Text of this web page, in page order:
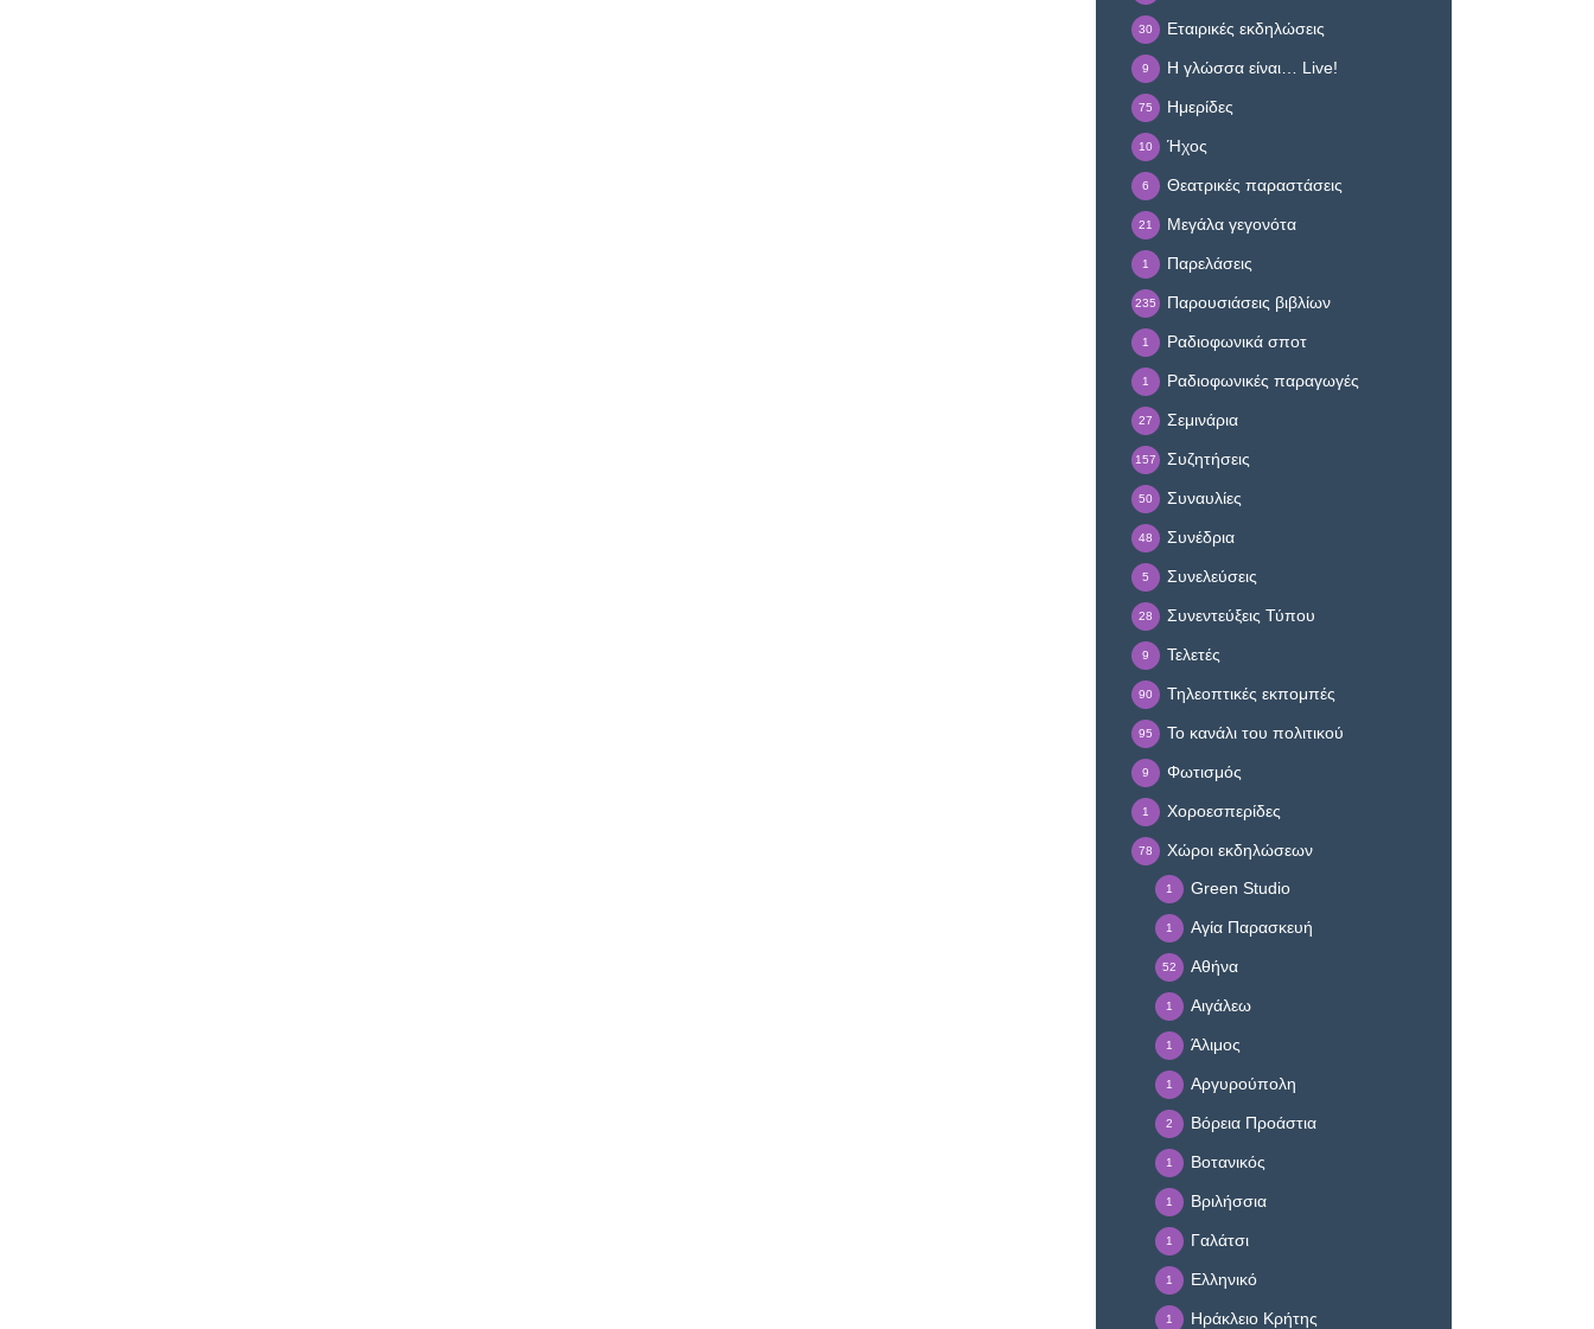
Εταιρικές εκδηλώσεις
30
Η γλώσσα είναι… Live!
9
Ημερίδες
75
Ήχος
10
Θεατρικές παραστάσεις
6
Μεγάλα γεγονότα
21
Παρελάσεις
1
Παρουσιάσεις βιβλίων
235
Ραδιοφωνικά σποτ
1
Ραδιοφωνικές παραγωγές
1
Σεμινάρια
27
Συζητήσεις
157
Συναυλίες
50
Συνέδρια
48
Συνελεύσεις
5
Συνεντεύξεις Τύπου
28
Τελετές
9
Τηλεοπτικές εκπομπές
90
Το κανάλι του πολιτικού
95
Φωτισμός
9
Χοροεσπερίδες
1
Χώροι εκδηλώσεων
78
Green Studio
1
Αγία Παρασκευή
1
Αθήνα
52
Αιγάλεω
1
Άλιμος
1
Αργυρούπολη
1
Βόρεια Προάστια
2
Βοτανικός
1
Βριλήσσια
1
Γαλάτσι
1
Ελληνικό
1
Ηράκλειο Κρήτης
1